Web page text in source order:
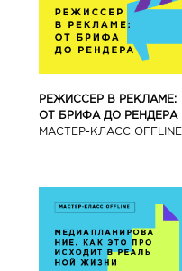
РЕЖИССЕР В РЕКЛАМЕ:
ОТ БРИФА ДО РЕНДЕРА
МАСТЕР-КЛАСС OFFLINE